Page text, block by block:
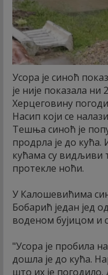
Усора је синоћ
је није показала ни
Херцеговину
Насип који се
Тешња синоћ је
продрла је до кућа.
кућама су видљиви
протекле ноћи.
У Калошевићима
Бобарић један јед
воденом бујицом и
"Усора је пробила
дошла је до кућа.
што их је